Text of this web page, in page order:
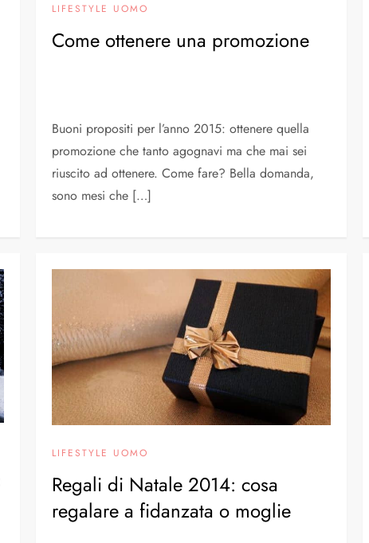
LIFESTYLE UOMO
Come ottenere una promozione
Buoni propositi per l’anno 2015: ottenere quella
promozione che tanto agognavi ma che mai sei
riuscito ad ottenere. Come fare? Bella domanda,
sono mesi che […]
LIFESTYLE UOMO
Regali di Natale 2014: cosa
regalare a fidanzata o moglie